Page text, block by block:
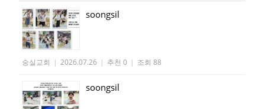
soongsil
숭실교회 | 2026.07.26 | 추천 0 | 조회 88
soongsil